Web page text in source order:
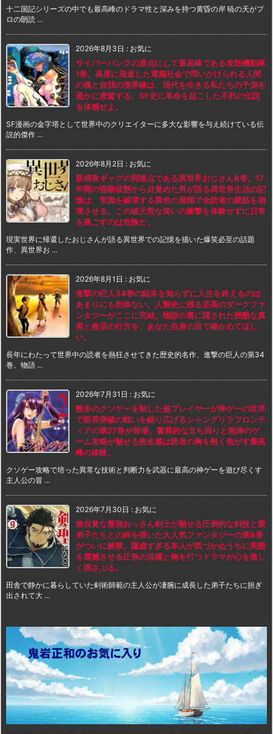
十二国記シリーズの中でも最高峰のドラマ性と深みを持つ黄昏の岸 暁の天がプ
ロの朗読 ...
2026年8月3日 : お気に
サイバーパンクの原点にして最高峰である攻殻機動隊
1巻。高度に発達した電脳社会で問いかけられる人間
の魂と自我の境界線は、現代を生きる私たちの予測を
遥かに凌駕する。SF史に革命を起こした不朽の伝説
を体感せよ。
SF漫画の金字塔として世界中のクリエイターに多大な影響を与え続けている伝
説的傑作 ...
2026年8月2日 : お気に
新感覚ギャグの到達点である異世界おじさん8巻。17
年間の昏睡状態から目覚めた男が語る異世界生活の記
憶は、常識を破壊する異色の展開で全読者の腹筋を崩
壊させる。この破天荒な笑いの衝撃を体験せずに日常
を過ごすのは危険だ。
現実世界に帰還したおじさんが語る異世界での記憶を描いた爆笑必至の話題
作、異世界お ...
2026年8月1日 : お気に
進撃の巨人34巻の結末を知らずに人生を終えるのは
あまりにも勿体ない。人類史に残る至高のダークファ
ンタジーがここに完結。物語の裏に隠された残酷な真
実と救済の行方を、あなた自身の目で確かめてほし
い。
長年にわたって世界中の読者を熱狂させてきた歴史的名作、進撃の巨人の第34
巻。物語 ...
2026年7月31日 : お気に
数多のクソゲーを制した超プレイヤーが神ゲーの世界
で限界突破の戦いを繰り広げるシャングリラフロンテ
ィアの第27巻が登場。驚異的な立ち回りと怒涛のゲ
ーム攻略が魅せる疾走感は読者の胸を熱く焦がす最高
峰の体験。
クソゲー攻略で培った異常な技術と判断力を武器に最高の神ゲーを遊び尽くす
主人公の冒 ...
2026年7月30日 : お気に
無自覚な最強おっさん剣士が魅せる圧倒的な剣技と愛
弟子たちとの絆を描いた大人気ファンタジーの第9巻
がついに解禁。謙虚すぎる本人が気づかぬうちに周囲
を震撼させる圧巻の活躍と胸を打つドラマが心を激し
く揺さぶる。
田舎で静かに暮らしていた剣術師範の主人公が凄腕に成長した弟子たちに担ぎ
出されて大 ...